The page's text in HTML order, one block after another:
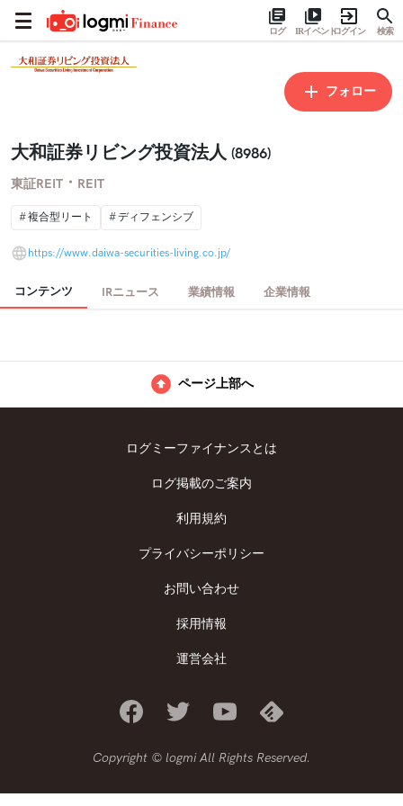
ログ IRイベントログイン 検索
フォロー
大和証券リビング投資法人 (8986)
東証REIT ・ REIT
複合型リート ディフェンシブ
https://www.daiwa-securities-living.co.jp/
コンテンツ IRニュース 業績情報 企業情報
ページ上部へ
ログミーファイナンスとは
ログ掲載のご案内
利用規約
プライバシーポリシー
お問い合わせ
採用情報
運営会社
Copyright © logmi All Rights Reserved.